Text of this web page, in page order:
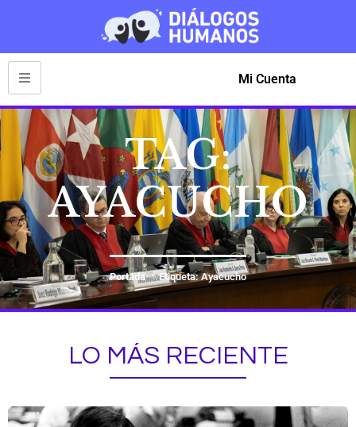
Mi Cuenta
TAG:
AYACUCHO
Portada Etiqueta: Ayacucho
LO MÁS RECIENTE